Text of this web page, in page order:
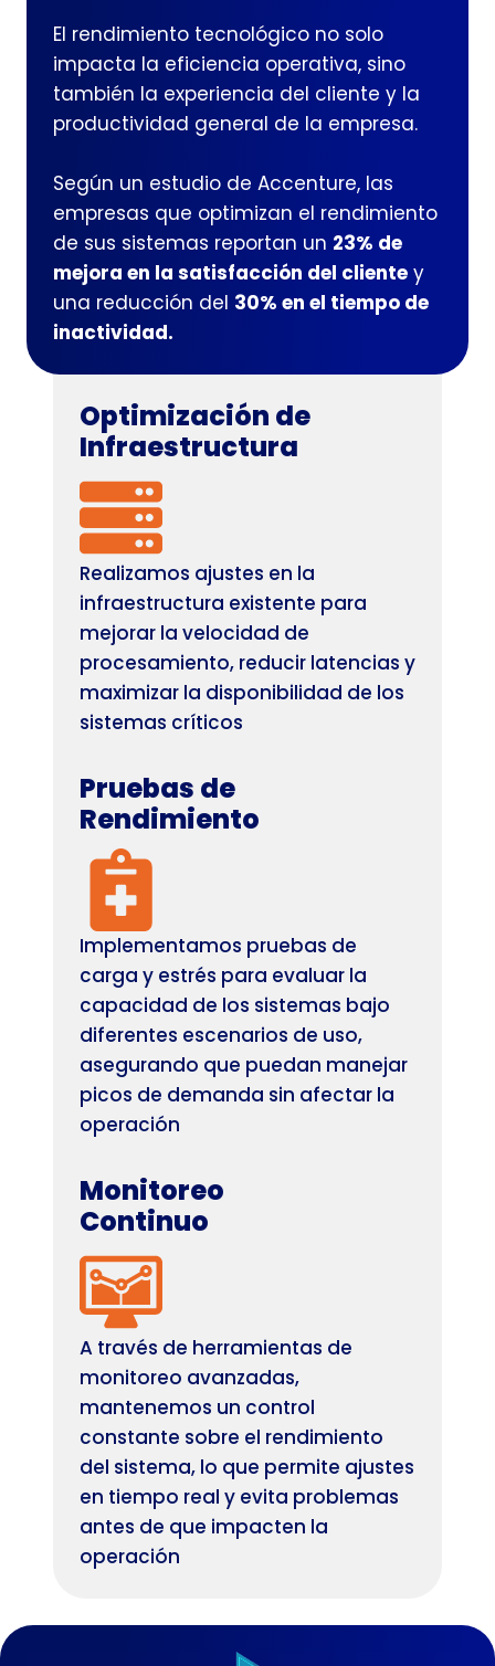
El rendimiento tecnológico no solo
impacta la eficiencia operativa, sino
también la experiencia del cliente y la
productividad general de la empresa.
Según un estudio de Accenture, las
empresas que optimizan el rendimiento
de sus sistemas reportan un 23% de
mejora en la satisfacción del cliente y
una reducción del 30% en el tiempo de
inactividad.
Optimización de
Infraestructura
Realizamos ajustes en la
infraestructura existente para
mejorar la velocidad de
procesamiento, reducir latencias y
maximizar la disponibilidad de los
sistemas crí­ticos
Pruebas de
Rendimiento
Implementamos pruebas de
carga y estrés para evaluar la
capacidad de los sistemas bajo
diferentes escenarios de uso,
asegurando que puedan manejar
picos de demanda sin afectar la
operación
Monitoreo
Continuo
A través de herramientas de
monitoreo avanzadas,
mantenemos un control
constante sobre el rendimiento
del sistema, lo que permite ajustes
en tiempo real y evita problemas
antes de que impacten la
operación